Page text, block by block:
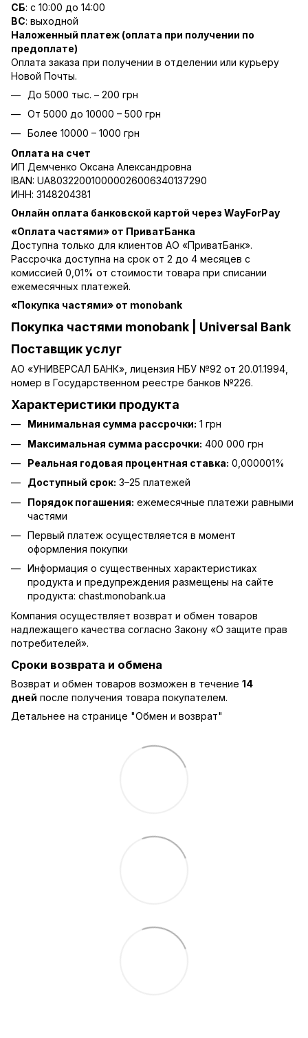
СБ: с 10:00 до 14:00
ВС: выходной
Наложенный платеж (оплата при получении по
предоплате)
Оплата заказа при получении в отделении или курьеру
Новой Почты.
До 5000 тыс. – 200 грн
От 5000 до 10000 – 500 грн
Более 10000 – 1000 грн
Оплата на счет
ИП Демченко Оксана Александровна
IBAN: UA803220010000026006340137290
ИНН: 3148204381
Онлайн оплата банковской картой через WayForPay
«Оплата частями» от ПриватБанка
Доступна только для клиентов АО «ПриватБанк».
Рассрочка доступна на срок от 2 до 4 месяцев с
комиссией 0,01% от стоимости товара при списании
ежемесячных платежей.
«Покупка частями» от monobank
Покупка частями monobank | Universal Bank
Поставщик услуг
АО «УНИВЕРСАЛ БАНК», лицензия НБУ №92 от 20.01.1994,
номер в Государственном реестре банков №226.
Характеристики продукта
Минимальная сумма рассрочки: 1 грн
Максимальная сумма рассрочки: 400 000 грн
Реальная годовая процентная ставка: 0,000001%
Доступный срок: 3–25 платежей
Порядок погашения: ежемесячные платежи равными
частями
Первый платеж осуществляется в момент
оформления покупки
Информация о существенных характеристиках
продукта и предупреждения размещены на сайте
продукта: chast.monobank.ua
Компания осуществляет возврат и обмен товаров
надлежащего качества согласно Закону «О защите прав
потребителей».
Сроки возврата и обмена
Возврат и обмен товаров возможен в течение 14
дней после получения товара покупателем.
Детальнее на странице "Обмен и возврат"